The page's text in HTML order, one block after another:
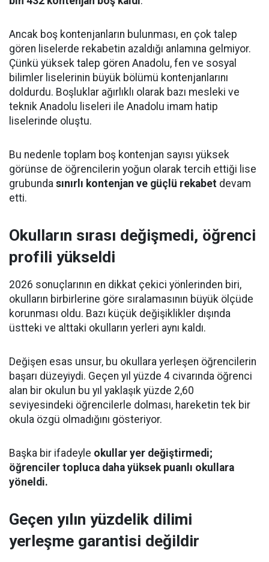
Ancak boş kontenjanların bulunması, en çok talep
gören liselerde rekabetin azaldığı anlamına gelmiyor.
Çünkü yüksek talep gören Anadolu, fen ve sosyal
bilimler liselerinin büyük bölümü kontenjanlarını
doldurdu. Boşluklar ağırlıklı olarak bazı mesleki ve
teknik Anadolu liseleri ile Anadolu imam hatip
liselerinde oluştu.
Bu nedenle toplam boş kontenjan sayısı yüksek
görünse de öğrencilerin yoğun olarak tercih ettiği lise
grubunda sınırlı kontenjan ve güçlü rekabet devam
etti.
Okulların sırası değişmedi, öğrenci
profili yükseldi
2026 sonuçlarının en dikkat çekici yönlerinden biri,
okulların birbirlerine göre sıralamasının büyük ölçüde
korunması oldu. Bazı küçük değişiklikler dışında
üstteki ve alttaki okulların yerleri aynı kaldı.
Değişen esas unsur, bu okullara yerleşen öğrencilerin
başarı düzeyiydi. Geçen yıl yüzde 4 civarında öğrenci
alan bir okulun bu yıl yaklaşık yüzde 2,60
seviyesindeki öğrencilerle dolması, hareketin tek bir
okula özgü olmadığını gösteriyor.
Başka bir ifadeyle okullar yer değiştirmedi;
öğrenciler topluca daha yüksek puanlı okullara
yöneldi.
Geçen yılın yüzdelik dilimi
yerleşme garantisi değildir